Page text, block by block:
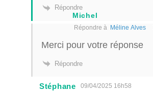
Répondre
Michel
Répondre à Méline Alves
Merci pour votre réponse
Répondre
Stéphane 09/04/2025 16h58